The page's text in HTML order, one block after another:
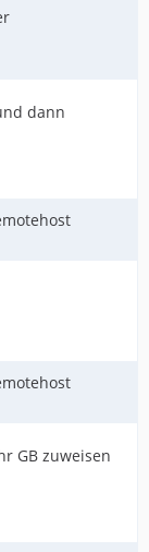
dann
GB zuweisen